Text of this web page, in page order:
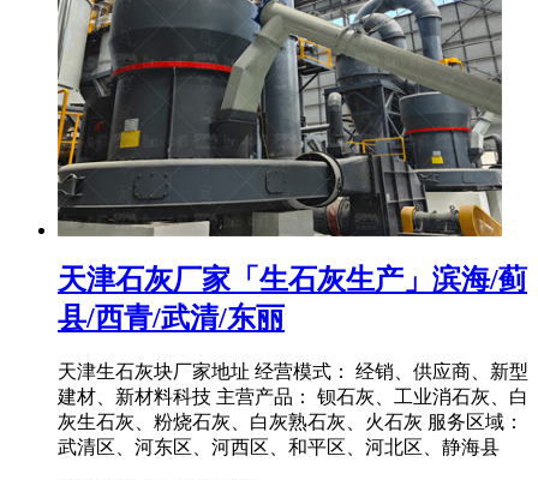
天津石灰厂家「生石灰生产」滨海/蓟
县/西青/武清/东丽
天津生石灰块厂家地址 经营模式： 经销、供应商、新型
建材、新材料科技 主营产品： 钡石灰、工业消石灰、白
灰生石灰、粉烧石灰、白灰熟石灰、火石灰 服务区域：
武清区、河东区、河西区、和平区、河北区、静海县